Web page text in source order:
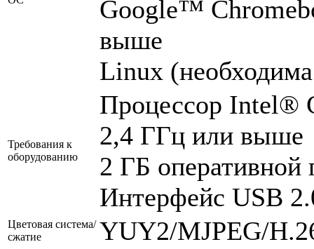
Google™
выше
Linux
Требования к
оборудованию
Процессор Intel®
2,4 ГГц или выше
2 ГБ
Интерфейс USB
Цветовая система/
сжатие
YUY2/MJPEG/